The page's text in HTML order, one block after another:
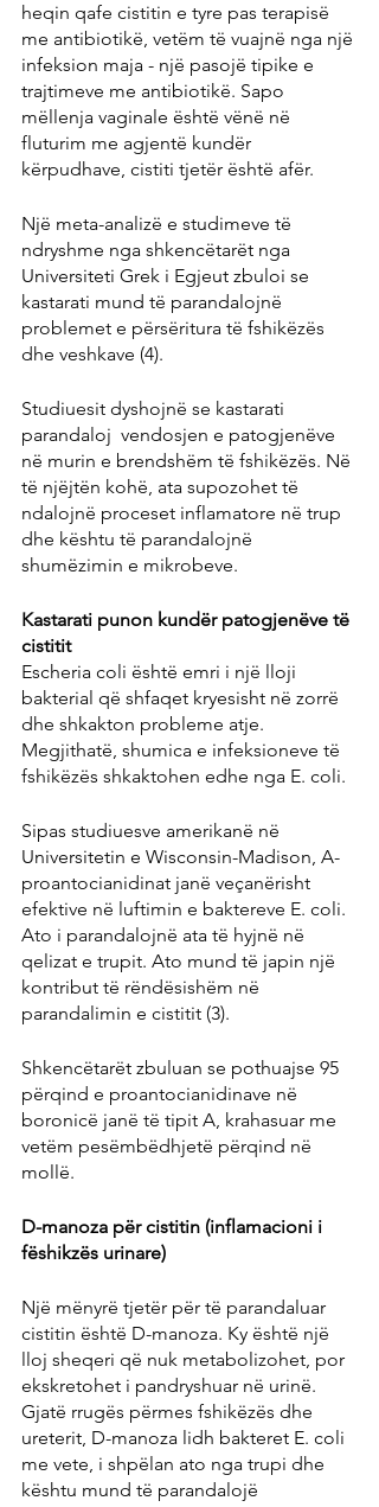
heqin qafe cistitin e tyre pas terapisë
me antibiotikë, vetëm të vuajnë nga një
infeksion maja - një pasojë tipike e
trajtimeve me antibiotikë. Sapo
mëllenja vaginale është vënë në
fluturim me agjentë kundër
kërpudhave, cistiti tjetër është afër.
Një meta-analizë e studimeve të
ndryshme nga shkencëtarët nga
Universiteti Grek i Egjeut zbuloi se
kastarati mund të parandalojnë
problemet e përsëritura të fshikëzës
dhe veshkave (4).
Studiuesit dyshojnë se kastarati
parandaloj  vendosjen e patogjenëve
në murin e brendshëm të fshikëzës. Në
të njëjtën kohë, ata supozohet të
ndalojnë proceset inflamatore në trup
dhe kështu të parandalojnë
shumëzimin e mikrobeve.
Kastarati punon kundër patogjenëve të
cistitit
Escheria coli është emri i një lloji
bakterial që shfaqet kryesisht në zorrë
dhe shkakton probleme atje.
Megjithatë, shumica e infeksioneve të
fshikëzës shkaktohen edhe nga E. coli.
Sipas studiuesve amerikanë në
Universitetin e Wisconsin-Madison, A-
proantocianidinat janë veçanërisht
efektive në luftimin e baktereve E. coli.
Ato i parandalojnë ata të hyjnë në
qelizat e trupit. Ato mund të japin një
kontribut të rëndësishëm në
parandalimin e cistitit (3).
Shkencëtarët zbuluan se pothuajse 95
përqind e proantocianidinave në
boronicë janë të tipit A, krahasuar me
vetëm pesëmbëdhjetë përqind në
mollë.
D-manoza për cistitin (inflamacioni i
fëshikzës urinare)
Një mënyrë tjetër për të parandaluar
cistitin është D-manoza. Ky është një
lloj sheqeri që nuk metabolizohet, por
ekskretohet i pandryshuar në urinë.
Gjatë rrugës përmes fshikëzës dhe
ureterit, D-manoza lidh bakteret E. coli
me vete, i shpëlan ato nga trupi dhe
kështu mund të parandalojë